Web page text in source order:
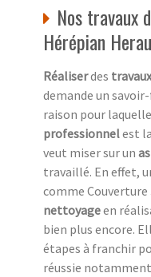
Nos travaux
Hérépian
Réaliserdes
demande un
raison pour
professionnelest
veut miser sur un
travaillé. En effet,
comme Couverture
nettoyageen
bien plus encore.
étapes à franchir
réussie